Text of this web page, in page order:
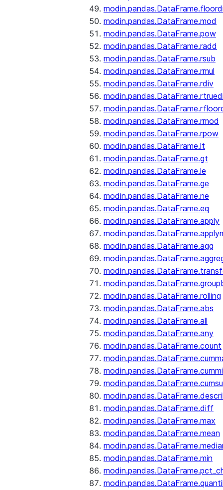
modin.pandas.DataFrame.mod
modin.pandas.DataFrame.pow
modin.pandas.DataFrame.radd
modin.pandas.DataFrame.rsub
modin.pandas.DataFrame.rmul
modin.pandas.DataFrame.rdiv
modin.pandas.DataFrame.rmod
modin.pandas.DataFrame.rpow
modin.pandas.DataFrame.lt
modin.pandas.DataFrame.gt
modin.pandas.DataFrame.le
modin.pandas.DataFrame.ge
modin.pandas.DataFrame.ne
modin.pandas.DataFrame.eq
modin.pandas.DataFrame.apply
modin.pandas.DataFrame.agg
modin.pandas.DataFrame.rolling
modin.pandas.DataFrame.abs
modin.pandas.DataFrame.all
modin.pandas.DataFrame.any
modin.pandas.DataFrame.count
modin.pandas.DataFrame.diff
modin.pandas.DataFrame.max
modin.pandas.DataFrame.mean
modin.pandas.DataFrame.min